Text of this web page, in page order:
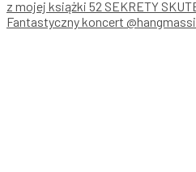
Fantastyczny koncert